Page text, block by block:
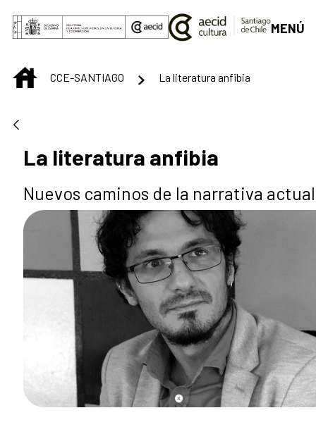
Saltar al contenido principal
MENÚ
INICIOCCE-SANTIAGO La literatura anfibia
La literatura anfibia
Nuevos caminos de la narrativa